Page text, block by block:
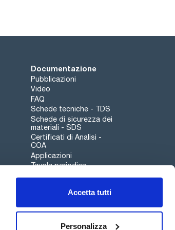
Accetta tutti
Personalizza
Documentazione
Pubblicazioni
Video
FAQ
Schede tecniche - TDS
Schede di sicurezza dei
materiali - SDS
Certificati di Analisi -
COA
Applicazioni
Tavola periodica
Canale di segnalazioni